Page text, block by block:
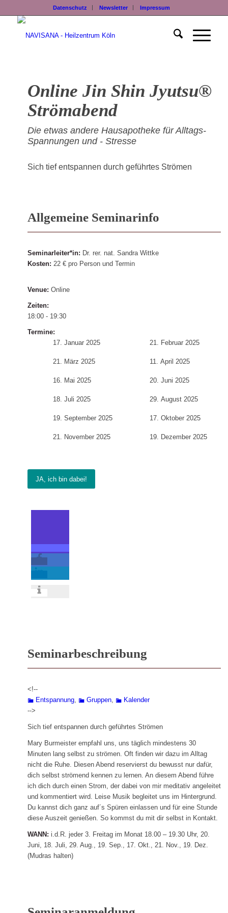
Datenschutz Newsletter Impressum
Online Jin Shin Jyutsu®
Strömabend
Die etwas andere Hausapotheke für Alltags-
Spannungen und - Stresse
Sich tief entspannen durch geführtes Strömen
Allgemeine Seminarinfo
Seminarleiter*in: Dr. rer. nat. Sandra Wittke
Kosten: 22 € pro Person und Termin
Venue: Online
Zeiten:
18:00 - 19:30
Termine:
17. Januar 2025
21. Februar 2025
21. März 2025 11. April 2025
16. Mai 2025 20. Juni 2025
18. Juli 2025 29. August 2025
19. September 2025 17. Oktober 2025
21. November 2025 19. Dezember 2025
JA, ich bin dabei!
Seminarbeschreibung
<!--
Entspannung, Gruppen,
Kalender
-->
Sich tief entspannen durch geführtes Strömen
Mary Burmeister empfahl uns, uns täglich mindestens 30
Minuten lang selbst zu strömen. Oft finden wir dazu im Alltag
nicht die Ruhe. Diesen Abend reservierst du bewusst nur dafür,
dich selbst strömend kennen zu lernen. An diesem Abend führe
ich dich durch einen Strom, der dabei von mir meditativ angeleitet
und kommentiert wird. Leise Musik begleitet uns im Hintergrund.
Du kannst dich ganz auf´s Spüren einlassen und für eine Stunde
diese Auszeit genießen. So kommst du mit dir selbst in Kontakt.
WANN: i.d.R. jeder 3. Freitag im Monat 18.00 – 19.30 Uhr, 20.
Juni, 18. Juli, 29. Aug., 19. Sep., 17. Okt., 21. Nov., 19. Dez.
(Mudras halten)